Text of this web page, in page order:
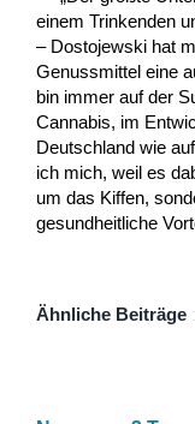
einem Trinkenden
– Dostojewski hat
Genussmittel eine
bin immer auf der
Cannabis, im
Deutschland wie
ich mich, weil es
um das Kiffen,
gesundheitliche
Ähnliche Beiträge